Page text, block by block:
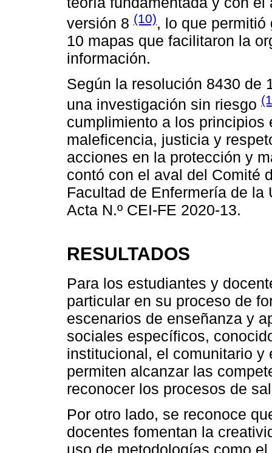
versión 8 (10), lo que
10 mapas que facilitaron la
información.
Según la resolución 8430 de
una investigación sin riesgo
cumplimiento a los principios
maleficencia, justicia y
acciones en la protección y
contó con el aval del Comité
Facultad de Enfermería de
Acta N.º CEI-FE 2020-13.
RESULTADOS
Para los estudiantes y
particular en su proceso de
escenarios de enseñanza y
sociales específicos,
institucional, el comunitario y
permiten alcanzar las
reconocer los procesos de
Por otro lado, se reconoce
docentes fomentan la
uso de metodologías como